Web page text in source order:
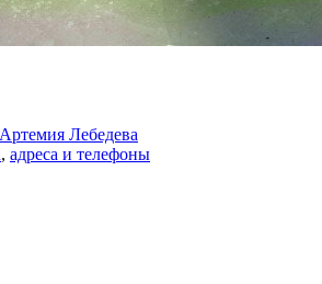
Лебедева
, адреса и телефоны